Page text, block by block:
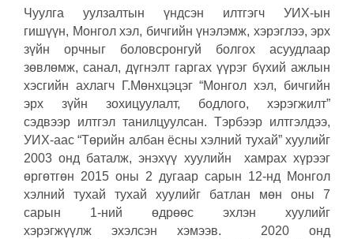
Чуулга уулзалтын үндсэн илтгэгч УИХ-ын
гишүүн, Монгол хэл, бичгийн үнэлэмж, хэрэглээ, эрх
зүйн орчныг боловсронгуй болгох асуудлаар
зөвлөмж, санал, дүгнэлт гаргах үүрэг бүхий ажлын
хэсгийн ахлагч Г.Мөнхцэцэг “Монгол хэл, бичгийн
эрх зүйн зохицуулалт, бодлого, хэрэгжилт”
сэдвээр илтгэл танилцуулсан. Тэрбээр илтгэлдээ,
УИХ-аас “Төрийн албан ёсны хэлний тухай” хуулийг
2003 онд баталж, энэхүү хуулийн хамрах хүрээг
өргөтгөн 2015 оны 2 дугаар сарын 12-нд Монгол
хэлний тухай тухай хуулийг батлан мөн оны 7
сарын 1-ний өдрөөс эхлэн хуулийг
хэрэгжүүлж эхэлсэн хэмээв. 2020 онд